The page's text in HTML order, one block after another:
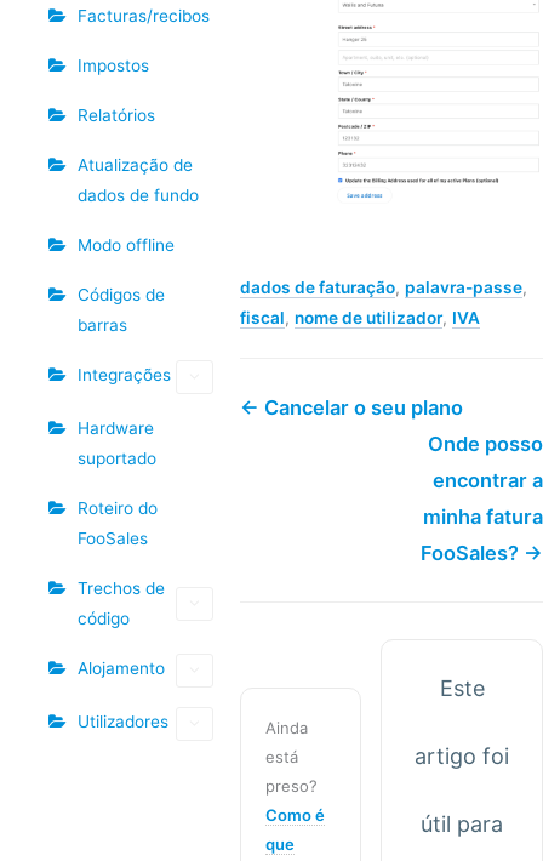
Facturas/recibos
Impostos
Relatórios
Atualização de
dados de fundo
Modo offline
Códigos de
barras
Integrações
Hardware
suportado
Roteiro do
FooSales
Trechos de
código
Alojamento
Utilizadores
dados de faturação, palavra-passe,
fiscal, nome de utilizador, IVA
← Cancelar o seu plano
Onde posso
encontrar a
minha fatura
FooSales? →
Ainda
está
preso?
Como é
que
Este
artigo foi
útil para